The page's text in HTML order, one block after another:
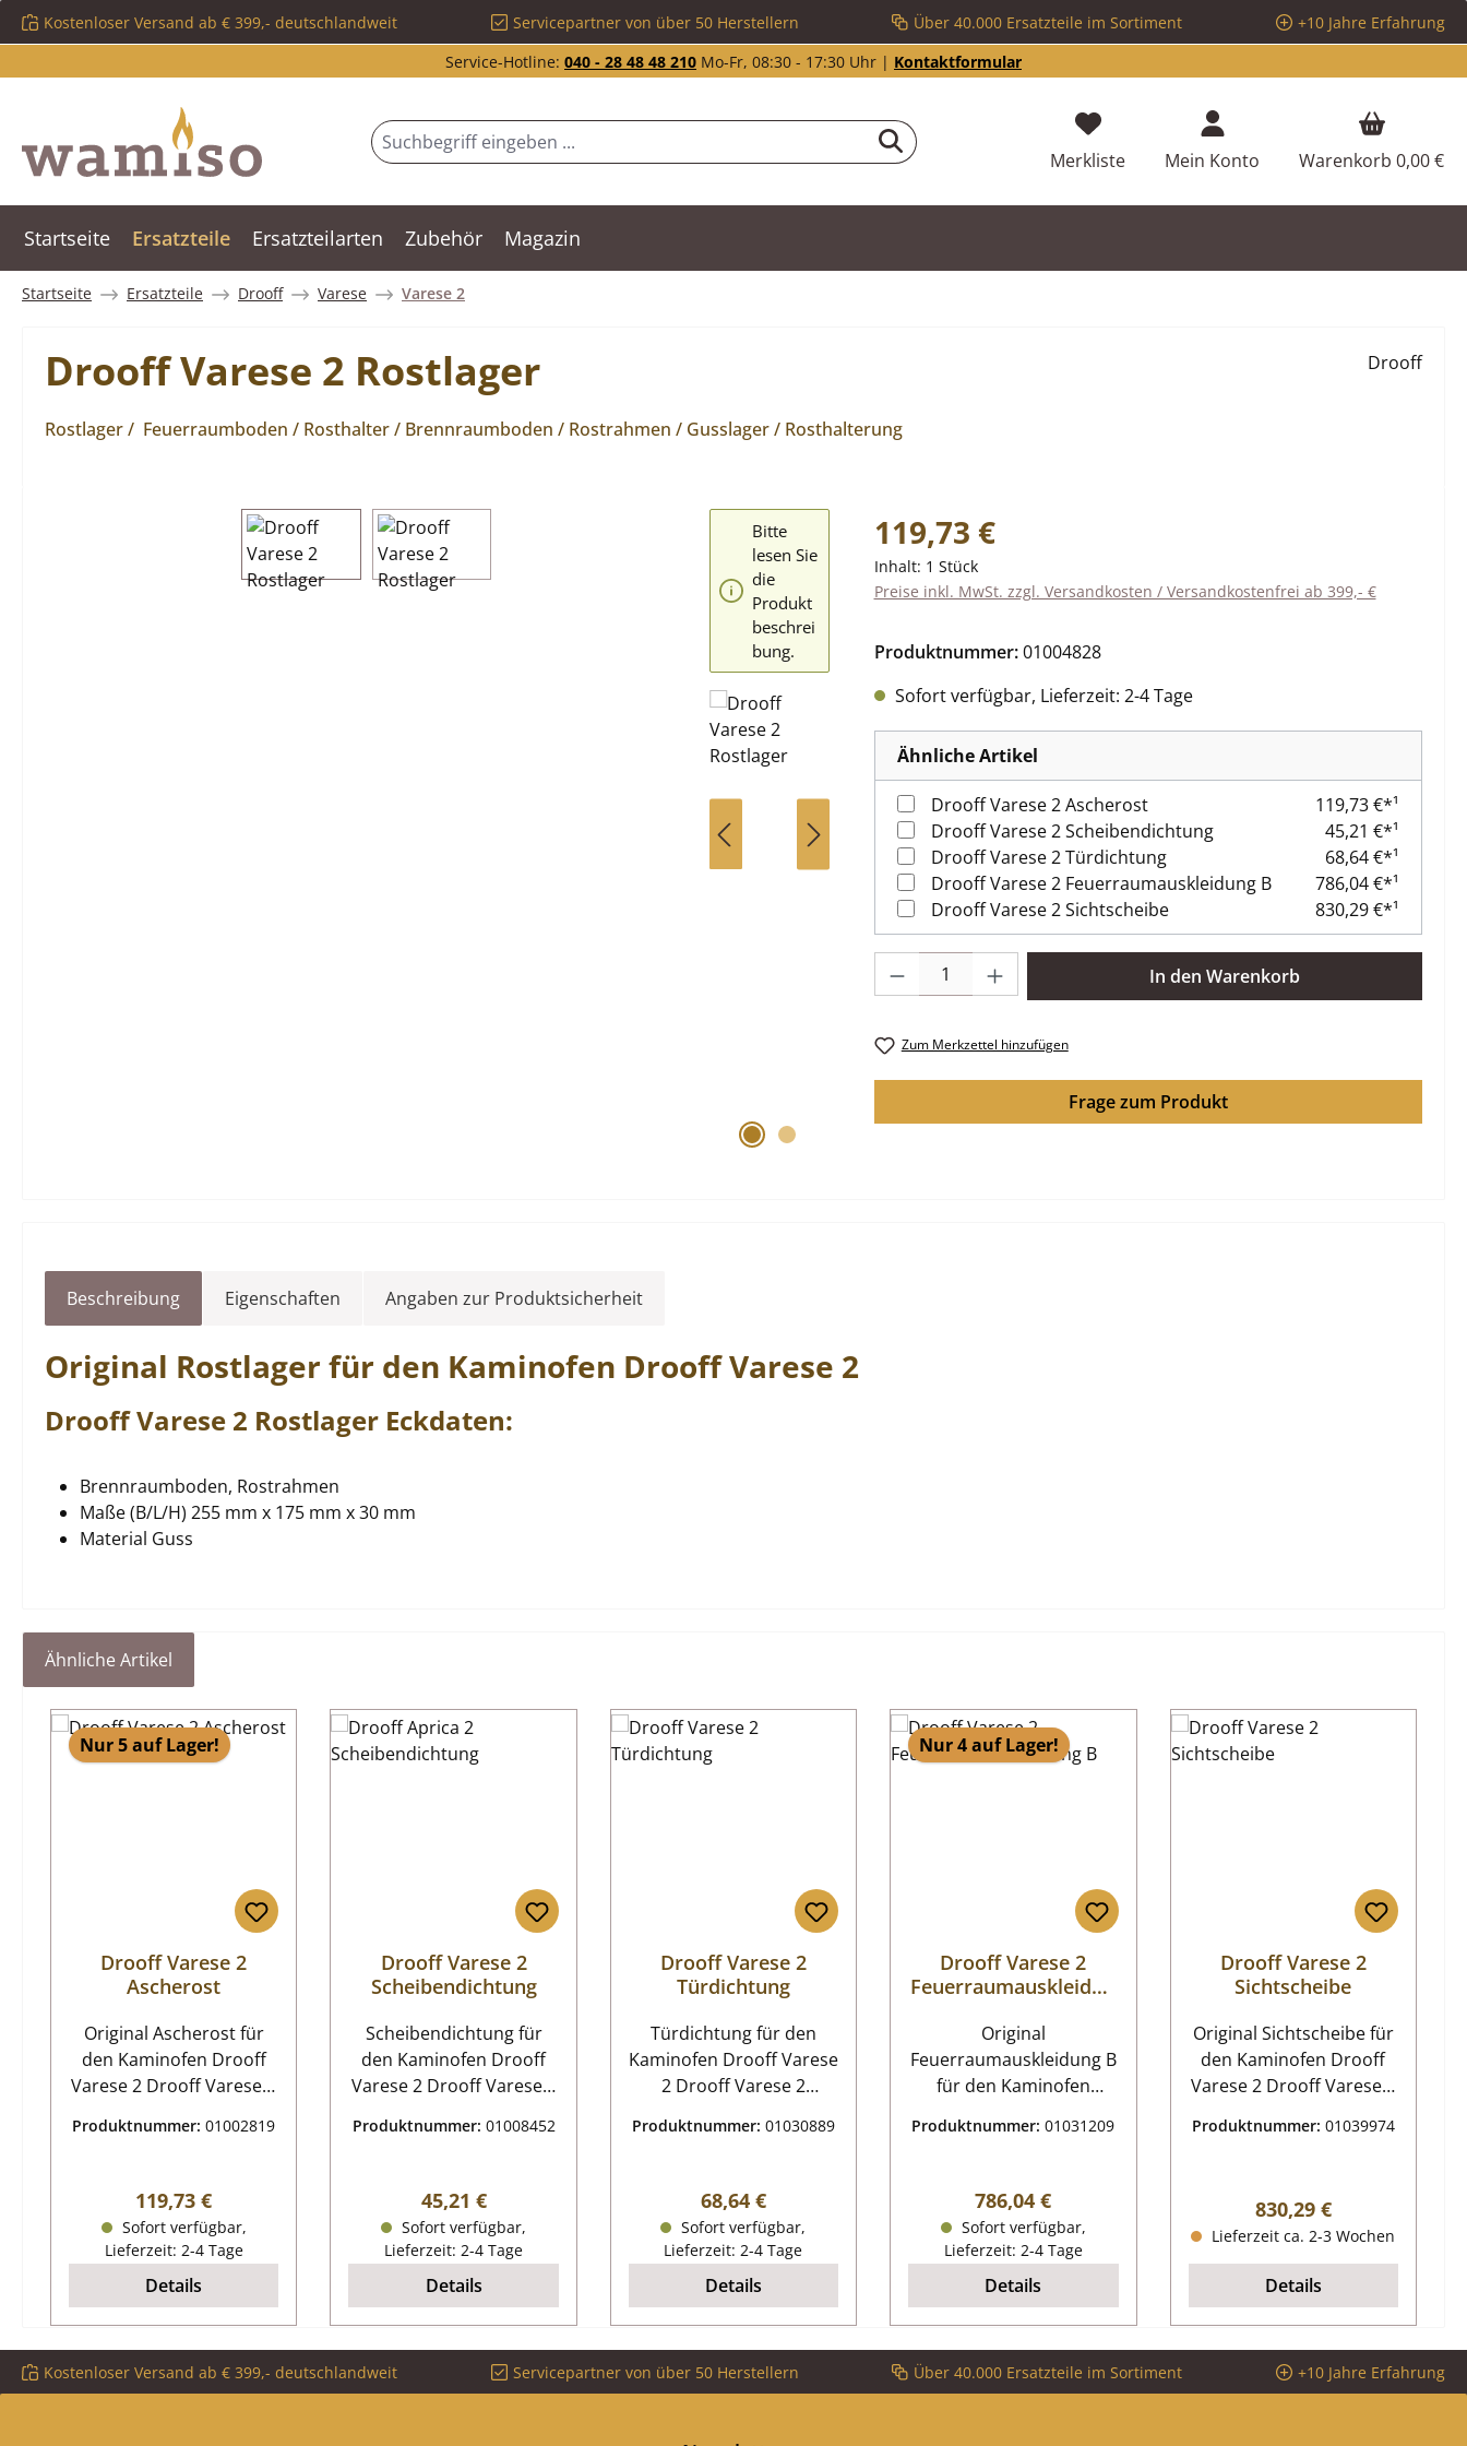
Hauptinhalt springen
Zur Suche springen
Zur Hauptnavigation springen
Kostenloser Versand ab € 399,- deutschlandweit Servicepartner von über 50 Herstellern Über 40.000 Ersatzteile im Sortiment
+10 Jahre Erfahrung
Service-Hotline: 040 - 28 48 48 210 Mo-Fr, 08:30 - 17:30 Uhr | Kontaktformular
MerklisteDu hast 0 Produkte auf dem Merkzettel
Mein Konto Warenkorb 0,00 €
Startseite Ersatzteile Ersatzteilarten Zubehör Magazin
Startseite Ersatzteile Drooff Varese Varese 2
Drooff Varese 2 Rostlager
Rostlager / Feuerraumboden / Rosthalter / Brennraumboden / Rostrahmen / Gusslager / Rosthalterung
Drooff
Bildergalerie überspringen
Bitte
lesen Sie
die
Produkt
beschrei
bung.
Regulärer Preis:
119,73 €
Inhalt: 1 Stück
Preise inkl. MwSt. zzgl. Versandkosten / Versandkostenfrei ab 399,- €
Produktnummer:01004828
Sofort verfügbar, Lieferzeit: 2-4 Tage
Ähnliche Artikel
Drooff Varese 2 Ascherost
119,73 €*¹
Drooff Varese 2 Scheibendichtung
45,21 €*¹
Drooff Varese 2 Türdichtung
68,64 €*¹
Drooff Varese 2 Feuerraumauskleidung B
786,04 €*¹
Drooff Varese 2 Sichtscheibe
830,29 €*¹
Produkt Anzahl: Gib den gewünschten Wert ein oder benutze die
In den Warenkorb
Zum Merkzettel hinzufügen
Frage zum Produkt
Beschreibung Eigenschaften Angaben zur Produktsicherheit
Original Rostlager für den Kaminofen DrooffVarese 2
DrooffVarese 2 Rostlager Eckdaten:
Brennraumboden, Rostrahmen
Maße (B/L/H) 255 mm x 175 mm x 30 mm
Material Guss
Ähnliche Artikel
Produktgalerie überspringen
Nur 5 auf Lager!
Drooff Varese 2
Ascherost
Original Ascherost für
den Kaminofen Drooff
Varese 2 Drooff Varese 2
Feuerrost, Rostgitter
150 mm x 7 mm Material
Guss
Produktnummer:01002819
Regulärer Preis:
119,73 €
Sofort verfügbar,
Lieferzeit: 2-4 Tage
Details
Drooff Varese 2
Scheibendichtung
Scheibendichtung für
den Kaminofen Drooff
Varese 2 Drooff Varese 2
Eckdaten:
Flachdichtung Maße 14 x
4 mm Länge 2,7 m
selbstklebend
Scheibendichtung
Flachdichtung Maße 8 x
3 mm Länge 1,65 m
selbstklebend
Produktnummer: 01008452
Regulärer Preis:
45,21 €
Sofort verfügbar,
Lieferzeit: 2-4 Tage
Details
Drooff Varese 2
Türdichtung
Türdichtung für den
Kaminofen Drooff Varese
2 Drooff Varese 2
Türband, Dichtung
2,50 m Durchmesser 12
mm
Produktnummer: 01030889
Regulärer Preis:
68,64 €
Sofort verfügbar,
Lieferzeit: 2-4 Tage
Details
Nur 4 auf Lager!
Drooff Varese 2
Feuerraumauskleidun
Original
Feuerraumauskleidung B
für den Kaminofen
Drooff Varese 2 gibt es
sich nur im
Bodenbereich
unterscheiden.
Erfahrungsgemäß wurde
diese Auskleidung bei
dem Bodenbereich
bestehend aus einer
Gussmulde verbaut. 7-
teiliges Set Drooff Varese
Produktnummer:01031209
Regulärer Preis:
786,04 €
Sofort verfügbar,
Lieferzeit: 2-4 Tage
Details
Drooff Varese 2
Sichtscheibe
Original Sichtscheibe für
den Kaminofen Drooff
Varese 2 Drooff Varese 2
Glaskeramik, Scheibe
Bogenlänge 512 mm
Form gebogen
hitzebeständig
Produktnummer: 01039974
Regulärer Preis:
830,29 €
Lieferzeit ca. 2-3 Wochen
Details
Kostenloser Versand ab € 399,- deutschlandweit Servicepartner von über 50 Herstellern Über 40.000 Ersatzteile im Sortiment +10 Jahre Erfahrung